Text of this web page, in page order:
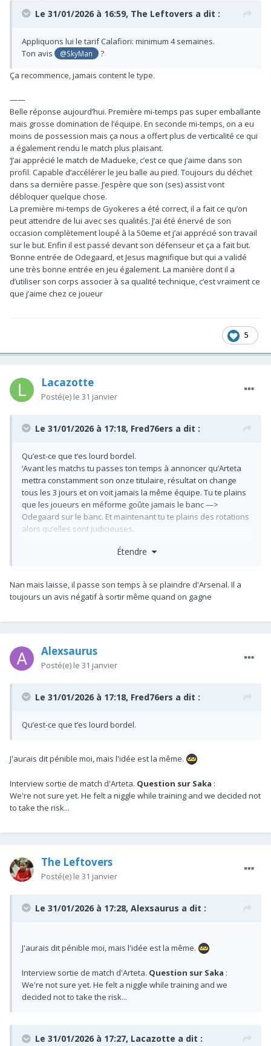
Le 31/01/2026 à 16:59, The Leftovers a dit :
Appliquons lui le tarif Calafiori: minimum 4 semaines.
Ton avis
@SkyMan ?
Ça recommence, jamais content le type.
——
Belle réponse aujourd’hui. Première mi-temps pas super emballante
mais grosse domination de l’équipe. En seconde mi-temps, on a eu
moins de possession mais ça nous a offert plus de verticalité ce qui
a également rendu le match plus plaisant.
‘J’ai apprécié le match de Madueke, c’est ce que j’aime dans son
profil. Capable d’accélérer le jeu balle au pied. Toujours du déchet
dans sa dernière passe. J’espère que son (ses) assist vont
débloquer quelque chose.
La première mi-temps de Gyokeres a été correct, il a fait ce qu’on
peut attendre de lui avec ses qualités. J’ai été énervé de son
occasion complètement loupé à la 50eme et j’ai apprécié son travail
sur le but. Enfin il est passé devant son défenseur et ça a fait but.
‘Bonne entrée de Odegaard, et Jesus magnifique but qui a validé
une très bonne entrée en jeu également. La manière dont il a
d’utiliser son corps associer à sa qualité technique, c’est vraiment ce
que j’aime chez ce joueur
5
Lacazotte
Posté(e) le 31 janvier
Le 31/01/2026 à 17:18, Fred76ers a dit :
Qu’est-ce que t’es lourd bordel.
‘Avant les matchs tu passes ton temps à annoncer qu’Arteta
mettra constamment son onze titulaire, résultat on change
tous les 3 jours et on voit jamais la même équipe. Tu te plains
que les joueurs en méforme goûte jamais le banc —>
Odegaard sur le banc. Et maintenant tu te plains des rotations
alors qu’elles sont judicieuses.
plus de risque de se blesser qu’un mec qui a justement ce
Il trouvera toujours un truc pour se plaindre. Quand c’est pas
du factuel il part dans du divinatoire.
Étendre
Nan mais laisse, il passe son temps à se plaindre d'Arsenal. Il a
toujours un avis négatif à sortir même quand on gagne
Alexsaurus
Posté(e) le 31 janvier
Le 31/01/2026 à 17:18, Fred76ers a dit :
Qu’est-ce que t’es lourd bordel.
J'aurais dit pénible moi, mais l'idée est la même.
Interview sortie de match d'Arteta. Question sur Saka :
We're not sure yet. He felt a niggle while training and we decided not
to take the risk...
The Leftovers
Posté(e) le 31 janvier
Le 31/01/2026 à 17:28, Alexsaurus a dit :
J'aurais dit pénible moi, mais l'idée est la même.
Interview sortie de match d'Arteta. Question sur Saka :
We're not sure yet. He felt a niggle while training and we
decided not to take the risk...
Le 31/01/2026 à 17:27, Lacazotte a dit :